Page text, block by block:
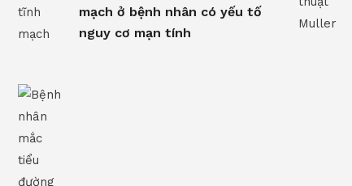
mạch ở bệnh nhân có yếu tố
nguy cơ mạn tính